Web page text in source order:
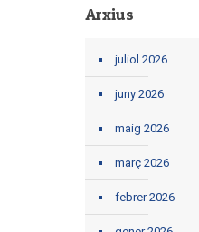
Arxius
juliol 2026
juny 2026
maig 2026
març 2026
febrer 2026